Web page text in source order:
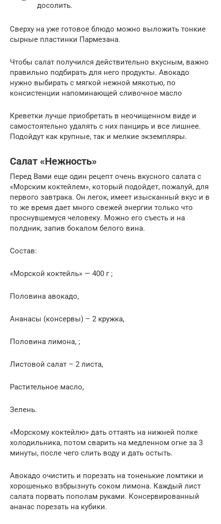
досолить.
Сверху на уже готовое блюдо можно выложить тонкие
сырные пластинки Пармезана.
Чтобы салат получился действительно вкусным, важно
правильно подбирать для него продукты. Авокадо
нужно выбирать с мягкой нежной мякотью, по
консистенции напоминающей сливочное масло
Креветки лучше приобретать в неочищенном виде и
самостоятельно удалять с них панцирь и все лишнее.
Подойдут как крупные, так и мелкие экземпляры.
Салат «Нежность»
Перед Вами еще один рецепт очень вкусного салата с
«Морским коктейлем», который подойдет, пожалуй, для
первого завтрака. Он легок, имеет изысканный вкус и в
то же время дает много свежей энергии только что
проснувшемуся человеку. Можно его съесть и на
полдник, запив бокалом белого вина.
Состав:
«Морской коктейль» — 400 г ;
Половина авокадо,
Ананасы (консервы) – 2 кружка,
Половина лимона, ;
Листовой салат – 2 листа,
Растительное масло,
Зелень.
«Морскому коктейлю» дать оттаять на нижней полке
холодильника, потом сварить на медленном огне за 3
минуты, после чего слить воду и дать остыть.
Авокадо очистить и порезать на тоненькие ломтики и
хорошенько взбрызнуть соком лимона. Каждый лист
салата порвать пополам руками. Консервированный
ананас порезать на кубики.